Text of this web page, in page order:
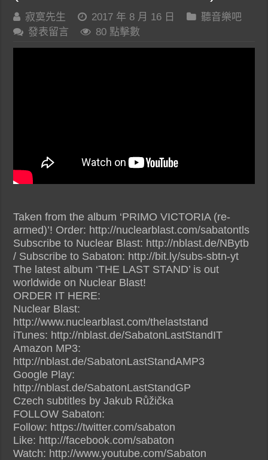
寂寞先生 2017 年 8 月 16 日
聽音樂吧
發表留言
80 點擊數
Taken from the album ‘PRIMO VICTORIA (re-
armed)’! Order: http://nuclearblast.com/sabatontls
Subscribe to Nuclear Blast: http://nblast.de/NBytb
/ Subscribe to Sabaton: http://bit.ly/subs-sbtn-yt
The latest album ‘THE LAST STAND’ is out
worldwide on Nuclear Blast!
ORDER IT HERE:
Nuclear Blast:
http://www.nuclearblast.com/thelaststand
iTunes: http://nblast.de/SabatonLastStandIT
Amazon MP3:
http://nblast.de/SabatonLastStandAMP3
Google Play:
http://nblast.de/SabatonLastStandGP
Czech subtitles by Jakub Růžička
FOLLOW Sabaton:
Follow: https://twitter.com/sabaton‎
Like: http://facebook.com/sabaton
Watch: http://www.youtube.com/Sabaton